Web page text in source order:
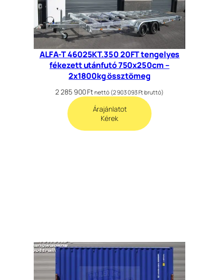
ALFA-T 46025KT.350 20FT tengelyes
fékezett utánfutó 750x250cm –
2x1800kg össztömeg
2 285 900Ft nettó (2 903 093Ft bruttó)
Árajánlatot
Kérek